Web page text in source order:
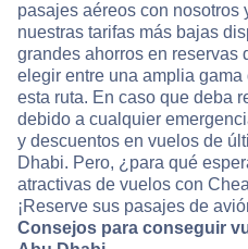
pasajes aéreos con nosotros
nuestras tarifas más bajas
grandes ahorros en reservas
elegir entre una amplia
esta ruta. En caso que deba
debido a cualquier
y descuentos en vuelos de
Dhabi. Pero, ¿para qué
atractivas de vuelos con
¡Reserve sus pasajes de
Consejos para conseguir